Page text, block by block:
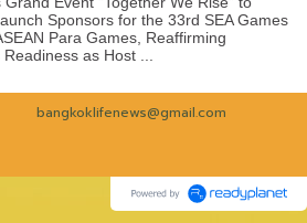
Sponsors for the 33rd SEA Games
Para Games, Reaffirming
as Host ...
bangkoklifenews@gmail.com